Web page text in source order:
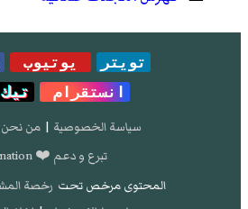
تويتر يوتيوب
انستقرام
سياسة الخصوصية | من نحن
تبرع و دعم ❤️ donation
المحتوى مرخص تحت رخصة